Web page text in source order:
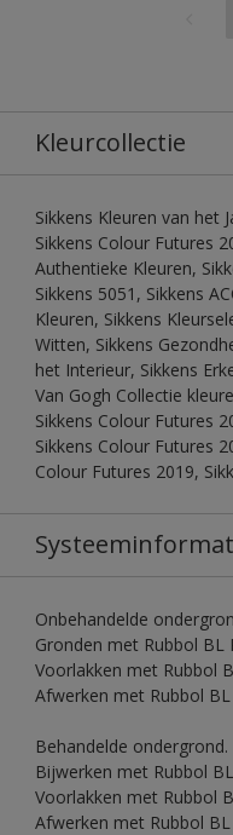
Kleurcollectie
Sikkens Kleuren van het
Sikkens Colour Futures
Authentieke Kleuren,
Sikkens 5051, Sikkens
Kleuren, Sikkens
Witten, Sikkens
het Interieur, Sikkens
Van Gogh Collectie
Sikkens Colour Futures
Sikkens Colour Futures
Colour Futures 2019,
Onbehandelde
Gronden met Rubbol BL
Voorlakken met Rubbol
Afwerken met Rubbol
Behandelde ondergrond.
Bijwerken met Rubbol
Voorlakken met Rubbol
Afwerken met Rubbol